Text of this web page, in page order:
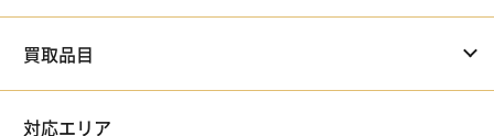
買取品目
対応エリア